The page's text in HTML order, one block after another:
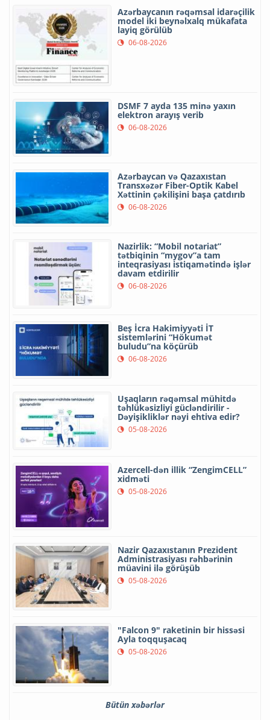
Azərbaycanın rəqəmsal idarəçilik
model iki beynəlxalq mükafata
layiq görülüb
06-08-2026
DSMF 7 ayda 135 minə yaxın
elektron arayış verib
06-08-2026
Azərbaycan və Qazaxıstan
Transxəzər Fiber-Optik Kabel
Xəttinin çəkilişini başa çatdırıb
06-08-2026
Nazirlik: “Mobil notariat”
tətbiqinin “mygov”a tam
inteqrasiyası istiqamətində işlər
davam etdirilir
06-08-2026
Beş İcra Hakimiyyəti İT
sistemlərini “Hökumət
buludu”na köçürüb
06-08-2026
Uşaqların rəqəmsal mühitdə
təhlükəsizliyi gücləndirilir -
Dəyişikliklər nəyi ehtiva edir?
05-08-2026
Azercell-dən illik “ZengimCELL”
xidməti
05-08-2026
Nazir Qazaxıstanın Prezident
Administrasiyası rəhbərinin
müavini ilə görüşüb
05-08-2026
"Falcon 9" raketinin bir hissəsi
Ayla toqquşacaq
05-08-2026
Bütün xəbərlər